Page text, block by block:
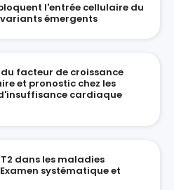
l'entrée cellulaire du
variants émergents
du facteur de croissance
et pronostic chez les
cardiaque
dans les maladies
systématique et